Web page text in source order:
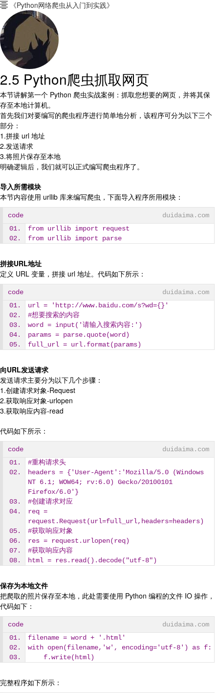
 《Python网络爬虫从入门到实践》
2.5 Python爬虫抓取网页
本节讲解第一个 Python 爬虫实战案例：抓取您想要的网页，并将其保
存至本地计算机。
首先我们对要编写的爬虫程序进行简单地分析，该程序可分为以下三个
部分：
1.拼接 url 地址
2.发送请求
3.将照片保存至本地
明确逻辑后，我们就可以正式编写爬虫程序了。
导入所需模块
本节内容使用 urllib 库来编写爬虫，下面导入程序所用模块：
code
duidaima.com
from urllib import request
from urllib import parse
拼接URL地址
定义 URL 变量，拼接 url 地址。代码如下所示：
code
duidaima.com
url = 'http://www.baidu.com/s?wd={}'
#想要搜索的内容
word = input('请输入搜索内容:')
params = parse.quote(word)
full_url = url.format(params)
向URL发送请求
发送请求主要分为以下几个步骤：
1.创建请求对象-Request
2.获取响应对象-urlopen
3.获取响应内容-read
代码如下所示：
code
duidaima.com
#重构请求头
headers = {'User-Agent':'Mozilla/5.0 (Windows
NT 6.1; WOW64; rv:6.0) Gecko/20100101
Firefox/6.0'}
#创建请求对应
req =
request.Request(url=full_url,headers=headers)
#获取响应对象
res = request.urlopen(req)
#获取响应内容
html = res.read().decode("utf-8")
保存为本地文件
把爬取的照片保存至本地，此处需要使用 Python 编程的文件 IO 操作，
代码如下：
code
duidaima.com
filename = word + '.html'
with open(filename,'w', encoding='utf-8') as f:
    f.write(html)
完整程序如下所示：